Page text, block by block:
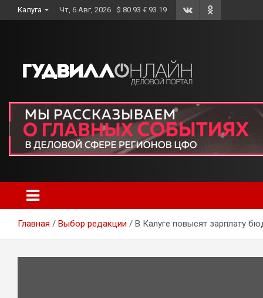
to
Калуга Чт, 6 Авг, 2026 $ 80.93 € 93.19
Главная Выбор редакции В Калуге повысят зарплату